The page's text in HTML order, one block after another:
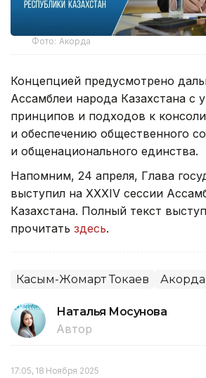
Фото: Акорда
Концепцией предусмотрено
Ассамблеи народа Казахстана с
принципов и подходов к
и обеспечению общественного
и общенационального единства.
Напомним, 24 апреля, Глава
выступил на ХХХІV сессии
Казахстана. Полный текст
прочитать здесь.
Касым-Жомарт Токаев Акорда
Наталья Мосунова
Автор
17:05, 18 Ноября 2025